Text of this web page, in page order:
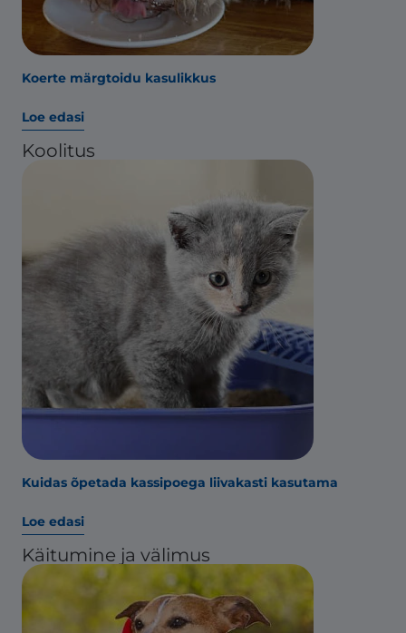
Koerte märgtoidu kasulikkus
Loe edasi
Koolitus
Kuidas õpetada kassipoega liivakasti kasutama
Loe edasi
Käitumine ja välimus